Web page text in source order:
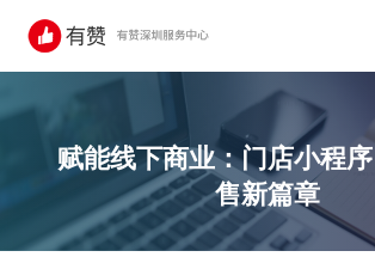
赋能线下商业：门店小程
售新篇章